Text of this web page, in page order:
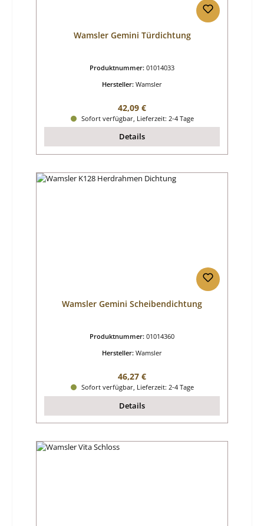
Wamsler Gemini Türdichtung
Produktnummer: 01014033
Hersteller: Wamsler
Regulärer Preis:
42,09 €
Sofort verfügbar, Lieferzeit: 2-4 Tage
Details
Wamsler Gemini Scheibendichtung
Produktnummer: 01014360
Hersteller: Wamsler
Regulärer Preis:
46,27 €
Sofort verfügbar, Lieferzeit: 2-4 Tage
Details